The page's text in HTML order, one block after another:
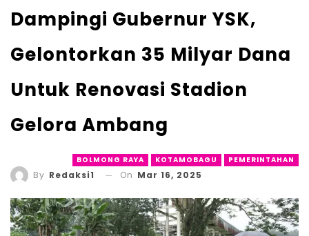
Dampingi Gubernur YSK,
Gelontorkan 35 Milyar Dana
Untuk Renovasi Stadion
Gelora Ambang
BOLMONG RAYA KOTAMOBAGU PEMERINTAHAN
By Redaksi1 On Mar 16, 2025